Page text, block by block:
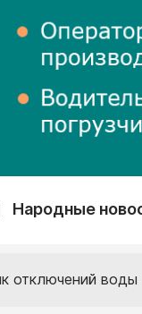
Народные
отключений воды